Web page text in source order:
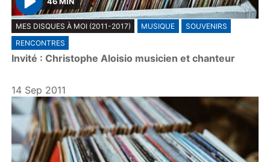
P
l
a
y
MES DISQUES À MOI (2011-2017) MUSIQUE
SOUVENIRS
RENCONTRES
Invité : Christophe Aloisio musicien et chanteur
14 Sep 2011